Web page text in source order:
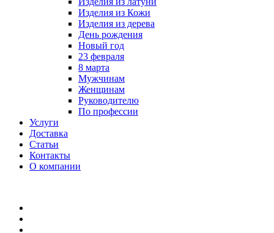
Изделия из Кожи
Изделия из дерева
День рождения
Новый год
23 февраля
8 марта
Мужчинам
Женщинам
Руководителю
По профессии
Услуги
Доставка
Статьи
Контакты
О компании